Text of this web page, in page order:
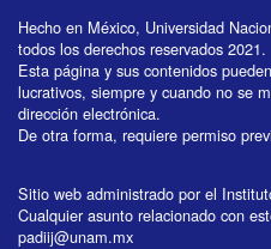
Hecho en México, Universidad
todos los derechos reservados 2021.
Esta página y sus contenidos
lucrativos, siempre y cuando no se
dirección electrónica.
De otra forma, requiere permiso
Sitio web administrado por el
Cualquier asunto relacionado con
padiij@unam.mx